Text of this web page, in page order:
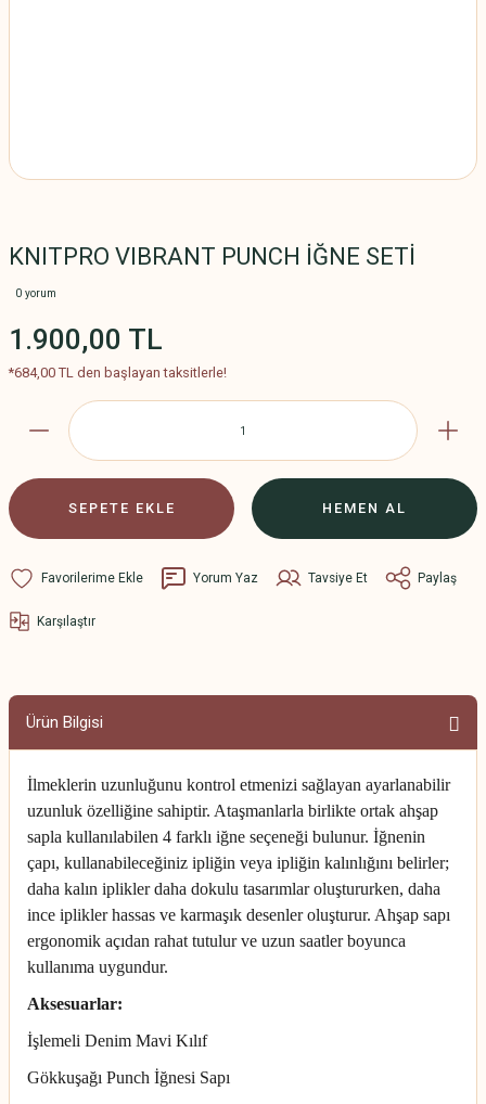
KNITPRO VIBRANT PUNCH İĞNE SETİ
0 yorum
1.900,00 TL
*684,00 TL den başlayan taksitlerle!
SEPETE EKLE HEMEN AL
Yorum Yaz Tavsiye Et Paylaş
Karşılaştır
Ürün Bilgisi
İlmeklerin uzunluğunu kontrol etmenizi sağlayan ayarlanabilir
uzunluk özelliğine sahiptir. Ataşmanlarla birlikte ortak ahşap
sapla kullanılabilen 4 farklı iğne seçeneği bulunur. İğnenin
çapı, kullanabileceğiniz ipliğin veya ipliğin kalınlığını belirler;
daha kalın iplikler daha dokulu tasarımlar oluştururken, daha
ince iplikler hassas ve karmaşık desenler oluşturur. Ahşap sapı
ergonomik açıdan rahat tutulur ve uzun saatler boyunca
kullanıma uygundur.
Aksesuarlar:
İşlemeli Denim Mavi Kılıf
Gökkuşağı Punch İğnesi Sapı